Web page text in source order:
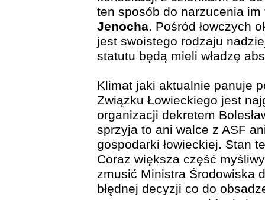
ten sposób do narzucenia
Jenocha. Pośród łowczych
jest swoistego rodzaju
statutu będą mieli władzę
Klimat jaki aktualnie panuje
Związku Łowieckiego jest
organizacji dekretem
sprzyja to ani walce z ASF
gospodarki łowieckiej. Stan
Coraz większa część
zmusić Ministra Środowiska
błędnej decyzji co do